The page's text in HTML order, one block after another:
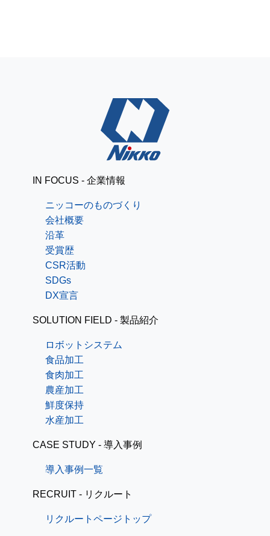
IN FOCUS - 企業情報
ニッコーのものづくり
会社概要
沿革
受賞歴
CSR活動
SDGs
DX宣言
SOLUTION FIELD - 製品紹介
ロボットシステム
食品加工
食肉加工
農産加工
鮮度保持
水産加工
CASE STUDY - 導入事例
導入事例一覧
RECRUIT - リクルート
リクルートページトップ